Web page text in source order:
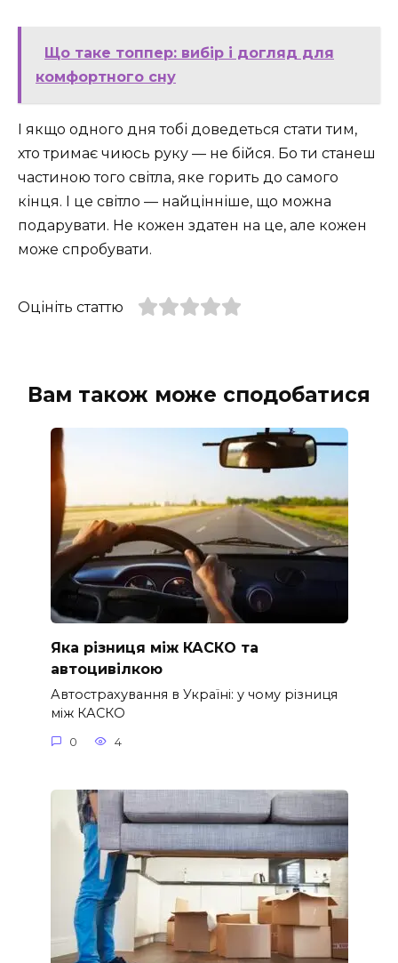
Що таке топпер: вибір і догляд для
комфортного сну
І якщо одного дня тобі доведеться стати тим,
хто тримає чиюсь руку — не бійся. Бо ти станеш
частиною того світла, яке горить до самого
кінця. І це світло — найцінніше, що можна
подарувати. Не кожен здатен на це, але кожен
може спробувати.
Оцініть статтю
Вам також може сподобатися
Яка різниця між КАСКО та
автоцивілкою
Автострахування в Україні: у чому різниця
між КАСКО
0 4